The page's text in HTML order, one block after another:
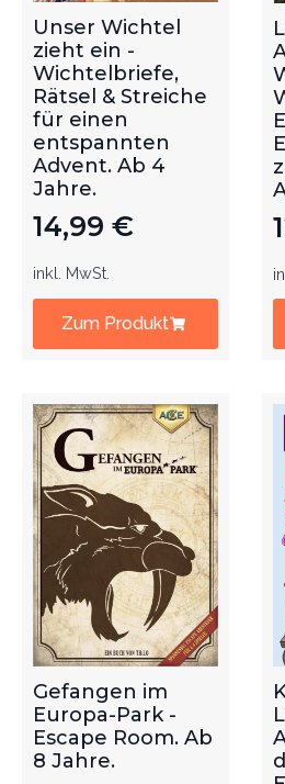
Unser Wichtel
zieht ein -
Wichtelbriefe,
Rätsel & Streiche
für einen
entspannten
Advent. Ab 4
Jahre.
14,99 €
inkl. MwSt.
Zum Produkt
Gefangen im
Europa-Park -
Escape Room. Ab
8 Jahre.